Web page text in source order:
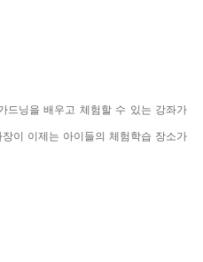
드닝을 배우고 체험할 수 있는 강좌가
이 이제는 아이들의 체험학습 장소가